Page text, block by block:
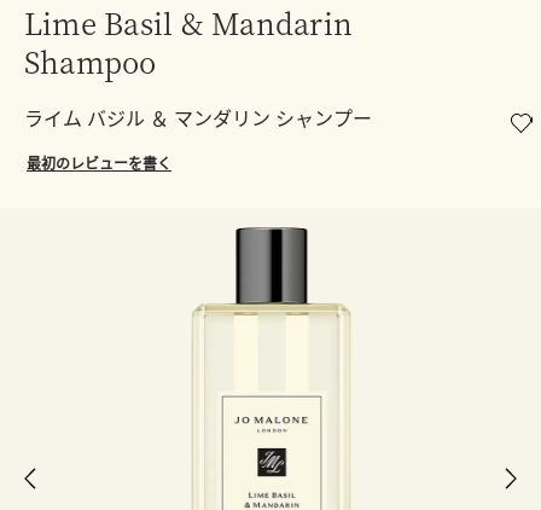
Lime Basil & Mandarin
Shampoo
ライム バジル ＆ マンダリン シャンプー
最初のレビューを書く